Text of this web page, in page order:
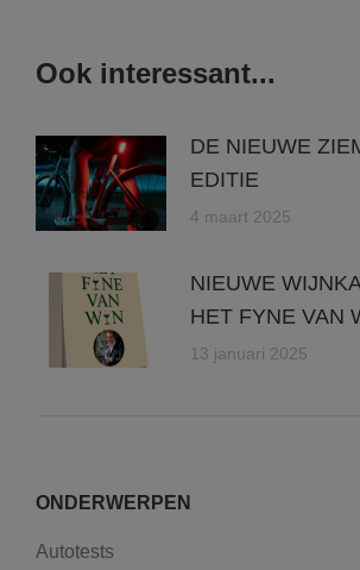
Ook interessant...
DE NIEUWE
EDITIE
4 maart 2025
NIEUWE
HET FYNE VAN
13 januari 2025
ONDERWERPEN
Autotests